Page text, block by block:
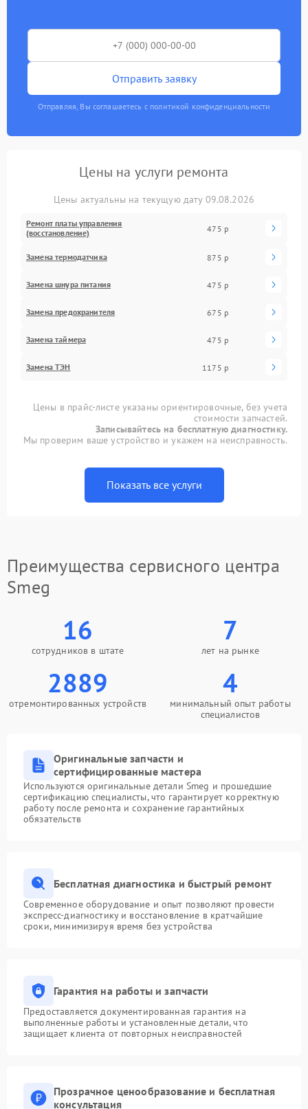
Отправить заявку
Отправляя, Вы соглашаетесь с политикой конфиденциальности
Цены на услуги ремонта
Цены актуальны на текущую дату 09.08.2026
Ремонт платы управления
(восстановление)
475 р
Замена термодатчика 875 р
Замена шнура питания 475 р
Замена предохранителя 675 р
Замена таймера 475 р
Замена ТЭН 1175 р
Цены в прайс-листе указаны ориентировочные, без учета
стоимости запчастей.
Записывайтесь на бесплатную диагностику.
Мы проверим ваше устройство и укажем на неисправность.
Показать все услуги
Преимущества сервисного центра
Smeg
16
сотрудников в штате
7
лет на рынке
2889
отремонтированных устройств
4
минимальный опыт работы
специалистов
Оригинальные запчасти и
сертифицированные мастера
Используются оригинальные детали Smeg и прошедшие
сертификацию специалисты, что гарантирует корректную
работу после ремонта и сохранение гарантийных
обязательств
Бесплатная диагностика и быстрый ремонт
Современное оборудование и опыт позволяют провести
экспресс-диагностику и восстановление в кратчайшие
сроки, минимизируя время без устройства
Гарантия на работы и запчасти
Предоставляется документированная гарантия на
выполненные работы и установленные детали, что
защищает клиента от повторных неисправностей
Прозрачное ценообразование и бесплатная
консультация